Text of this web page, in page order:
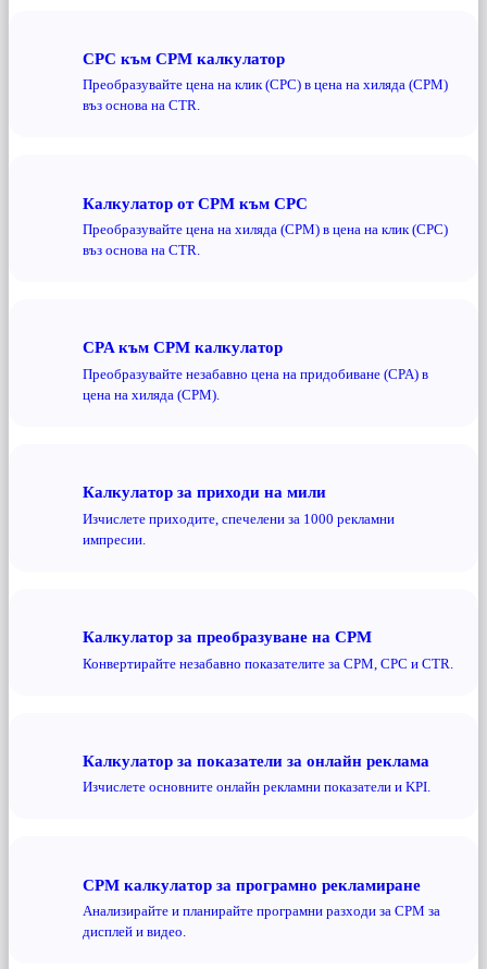
CPC към CPM калкулатор
Преобразувайте цена на клик (CPC) в цена на хиляда (CPM)
въз основа на CTR.
Калкулатор от CPM към CPC
Преобразувайте цена на хиляда (CPM) в цена на клик (CPC)
въз основа на CTR.
CPA към CPM калкулатор
Преобразувайте незабавно цена на придобиване (CPA) в
цена на хиляда (CPM).
Калкулатор за приходи на мили
Изчислете приходите, спечелени за 1000 рекламни
импресии.
Калкулатор за преобразуване на CPM
Конвертирайте незабавно показателите за CPM, CPC и CTR.
Калкулатор за показатели за онлайн реклама
Изчислете основните онлайн рекламни показатели и KPI.
CPM калкулатор за програмно рекламиране
Анализирайте и планирайте програмни разходи за CPM за
дисплей и видео.